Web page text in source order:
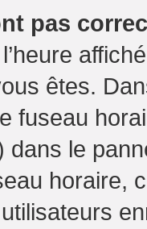
pas
êtes.
fuseau
dans le
horaire,